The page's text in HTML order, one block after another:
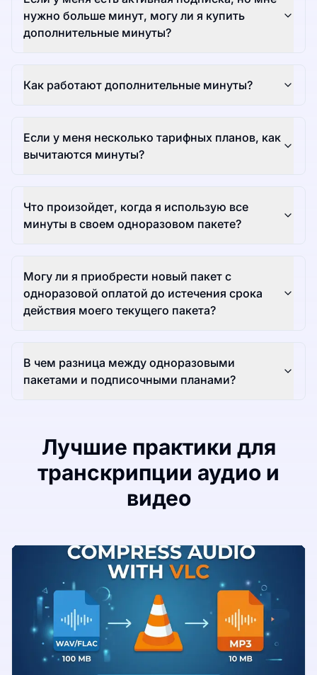
нужно больше минут, могу ли я купить
дополнительные минуты?
Как работают дополнительные минуты?
Если у меня несколько тарифных планов, как
вычитаются минуты?
Что произойдет, когда я использую все
минуты в своем одноразовом пакете?
Могу ли я приобрести новый пакет с
одноразовой оплатой до истечения срока
действия моего текущего пакета?
В чем разница между одноразовыми
пакетами и подписочными планами?
Лучшие практики для
транскрипции аудио и
видео